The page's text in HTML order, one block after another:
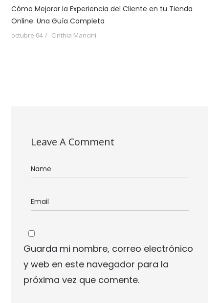
Cómo Mejorar la Experiencia del Cliente en tu Tienda
Online: Una Guía Completa
octubre 04 Cinthia Mancini
Leave A Comment
Guarda mi nombre, correo electrónico
y web en este navegador para la
próxima vez que comente.